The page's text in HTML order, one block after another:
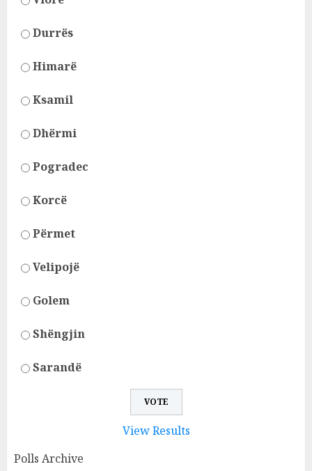
Durrës
Himarë
Ksamil
Dhërmi
Pogradec
Korcë
Përmet
Velipojë
Golem
Shëngjin
Sarandë
View Results
Polls Archive